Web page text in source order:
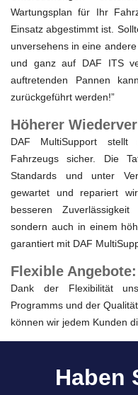
Wartungsplan für Ihr
Einsatz abgestimmt ist.
unversehens in eine
und ganz auf DAF ITS
auftretenden Pannen
zurückgeführt werden!”
Höherer
DAF MultiSupport stellt
Fahrzeugs sicher. Die
Standards und unter
gewartet und repariert
besseren
sondern auch in einem
garantiert mit DAF
Flexible Angebote:
Dank der Flexibilität
Programms und der
können wir jedem Kunden
Haben